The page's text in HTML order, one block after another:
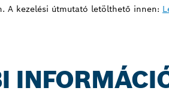
A kezelési útmutató letölthető innen: